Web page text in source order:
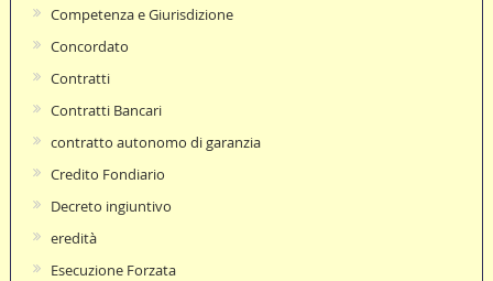
Competenza e Giurisdizione
Concordato
Contratti
Contratti Bancari
contratto autonomo di garanzia
Credito Fondiario
Decreto ingiuntivo
eredità
Esecuzione Forzata